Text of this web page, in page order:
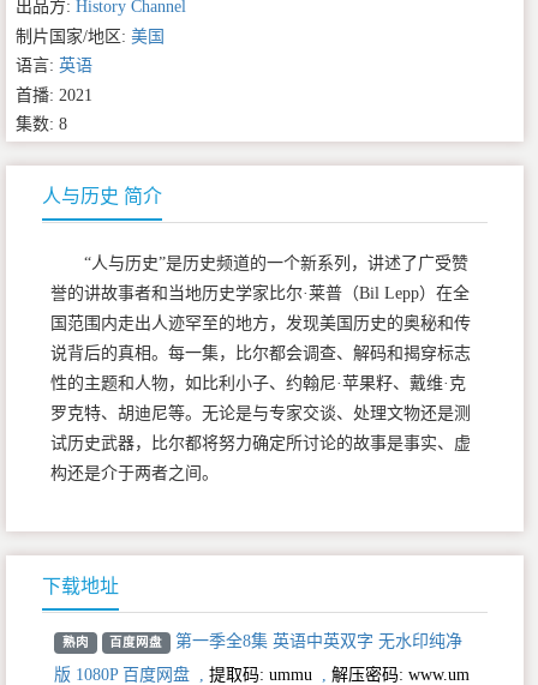
出品方: History Channel
制片国家/地区: 美国
语言: 英语
首播: 2021
集数: 8
人与历史 简介
“人与历史”是历史频道的一个新系列，讲述了广受赞
誉的讲故事者和当地历史学家比尔·莱普（Bil Lepp）在全
国范围内走出人迹罕至的地方，发现美国历史的奥秘和传
说背后的真相。每一集，比尔都会调查、解码和揭穿标志
性的主题和人物，如比利小子、约翰尼·苹果籽、戴维·克
罗克特、胡迪尼等。无论是与专家交谈、处理文物还是测
试历史武器，比尔都将努力确定所讨论的故事是事实、虚
构还是介于两者之间。
下载地址
熟肉 百度网盘
第一季全8集 英语中英双字 无水印纯净
版 1080P 百度网盘
提取码: ummu
解压密码: www.um